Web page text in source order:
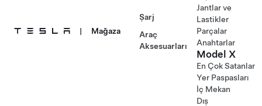
| Mağaza
Şarj
Araç
Aksesuarları
Jantlar ve
Lastikler
Parçalar
Anahtarlar
Model X
En Çok Satanlar
Yer Paspasları
İç Mekan
Dış